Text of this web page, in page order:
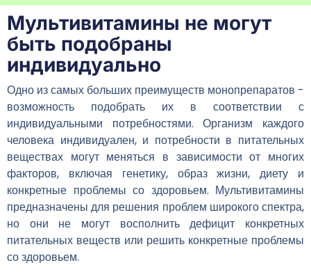
Мультивитамины не могут
быть подобраны
индивидуально
Одно из самых больших преимуществ монопрепаратов -
возможность подобрать их в соответствии с
индивидуальными потребностями. Организм каждого
человека индивидуален, и потребности в питательных
веществах могут меняться в зависимости от многих
факторов, включая генетику, образ жизни, диету и
конкретные проблемы со здоровьем. Мультивитамины
предназначены для решения проблем широкого спектра,
но они не могут восполнить дефицит конкретных
питательных веществ или решить конкретные проблемы
со здоровьем.